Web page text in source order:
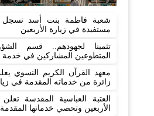
مستفيدة في زيارة الأربعين
تثمينا لجهودهم.. قسم
المتطوعين المشاركين في خدمة
زائرة من خدماته المقدمة في
العتبة العباسية المقدسة
الأربعين وتحصي خدماتها